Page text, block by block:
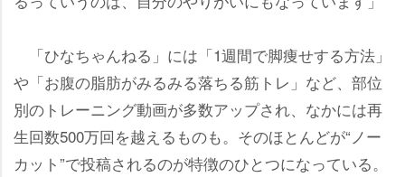
「ひなちゃんねる」には「1週間で脚痩せする方法」
「お腹の脂肪がみるみる落ちる筋トレ」など、部位
別のトレーニング動画が多数アップされ、なかには再
生回数500万回を越えるものも。そのほとんどが“ノー
カット”で投稿されるのが特徴のひとつになっている。